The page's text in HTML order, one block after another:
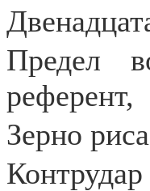
Предел
референт,
Зерно